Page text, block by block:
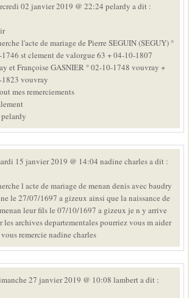
02 janvier 2019 @ 22:24 pelardy a dit :
l'acte de mariage de Pierre SEGUIN (SEGUY) °
st clement de valorgue 63 + 04-10-1807
et Françoise GASNIER ° 02-10-1748 vouvray +
vouvray
mes remerciements
15 janvier 2019 @ 14:04 nadine charles a dit :
l acte de mariage de menan denis avec baudry
le 27/07/1697 a gizeux ainsi que la naissance de
leur fils le 07/10/1697 a gizeux je n y arrive
les archives departementales pourriez vous m aider
remercie nadine charles
27 janvier 2019 @ 10:08 lambert a dit :